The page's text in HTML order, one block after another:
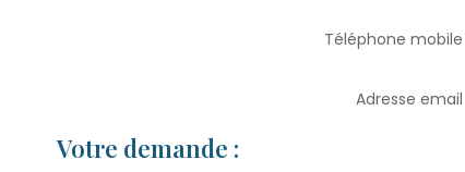
Téléphone mobile
Adresse email
Votre demande :